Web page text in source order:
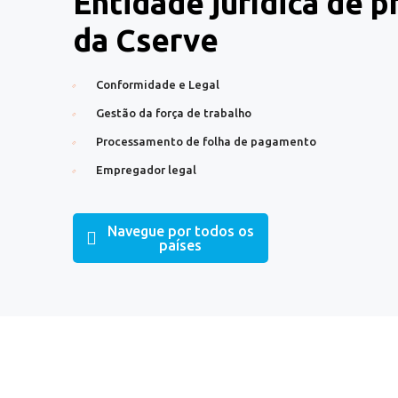
da Cserve
Conformidade e Legal
Gestão da força de trabalho
Processamento de folha de pagamento
Empregador legal
Navegue por todos os
países